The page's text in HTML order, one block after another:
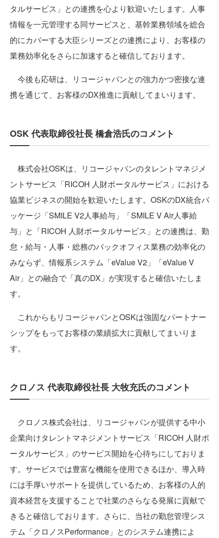
タルサービス」との連携を心より歓迎いたします。人事
情報を一元管理する同サービスと、基幹業務領域を総合
的にカバーする大臣シリーズとの連携により、お客様の
業務効率化をさらに加速すると確信しております。
今後も応研は、リコージャパンとの強力かつ密接な連
携を通じて、お客様のDX推進に貢献してまいります。
OSK 代表取締役社長 橋倉浩氏のコメント
株式会社OSKは、リコージャパンのタレントマネジメ
ントサービス「RICOH 人財ポータルサービス」における
協業ビジネスの開始を歓迎いたします。OSKのDX統合パ
ッケージ「SMILE V2人事給与」「SMILE V Air人事給
与」と「RICOH 人財ポータルサービス」との連携は、勤
怠・給与・人事・総務のバックオフィス業務の効率化の
みならず、情報系システム「eValue V2」「eValue V
Air」との融合で「真のDX」が実現すると確信いたしま
す。
これからもリコージャパンとOSKは強固なパートナー
シップをもってお客様の業績拡大に貢献してまいりま
す。
クロノス 代表取締役社長 大牧充氏のコメント
クロノス株式会社は、リコージャパンが提供する中小
企業向けタレントマネジメントサービス「RICOH 人財ポ
ータルサービス」のサービス開始を心待ちにしておりま
す。サービスでは豊富な機能を使用できるほか、導入時
には手厚いサポートを提供しているため、お客様の人的
資本経営を支援することで社業のさらなる発展に貢献で
きると確信しております。さらに、当社の勤怠管理シス
テム「クロノスPerformance」とのシステム連携によ